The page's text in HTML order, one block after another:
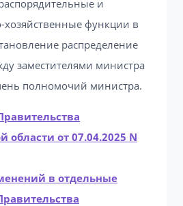
и
хозяйственные функции в
распределение
заместителями министра
полномочий министра.
области от 07.04.2025 N
в отдельные